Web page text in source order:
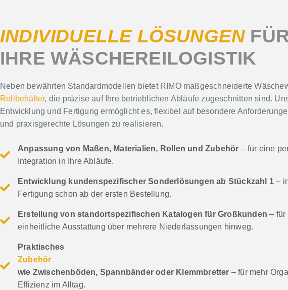
INDIVIDUELLE LÖSUNGENFÜR
IHRE WÄSCHEREILOGISTIK
Neben bewährten Standardmodellen bietet RIMO maßgeschneiderte
Rollbehälter, die präzise auf Ihre betrieblichen Abläufe zugeschnitten sind.
Entwicklung und Fertigung ermöglicht es, flexibel auf besondere
und praxisgerechte Lösungen zu realisieren.
Anpassung von Maßen, Materialien, Rollen und Zubehör – für eine
Integration in Ihre Abläufe.
Entwicklung kundenspezifischer Sonderlösungen ab Stückzahl 1–
Fertigung schon ab der ersten Bestellung.
Erstellung von standortspezifischen Katalogen für Großkunden – für
einheitliche Ausstattung über mehrere Niederlassungen hinweg.
Praktisches
Zubehör
wie Zwischenböden, Spannbänder oder Klemmbretter – für mehr
Effizienz im Alltag.